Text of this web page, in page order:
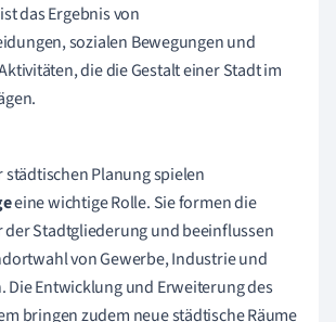
das Ergebnis von
sozialen Bewegungen und
die die Gestalt einer Stadt im
Planung spielen
eine wichtige Rolle. Sie formen die
Stadtgliederung und beeinflussen
von Gewerbe, Industrie und
Die Entwicklung und Erweiterung des
bringen zudem neue städtische Räume